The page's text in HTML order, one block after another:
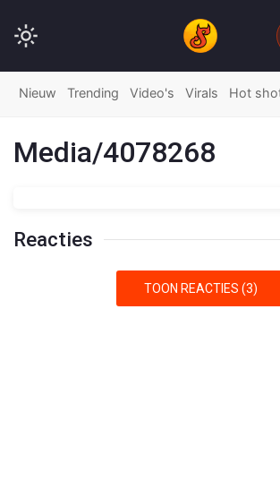
Nieuw Trending Video's Virals Hot
Media/4078268
Reacties
TOON REACTIES (3)